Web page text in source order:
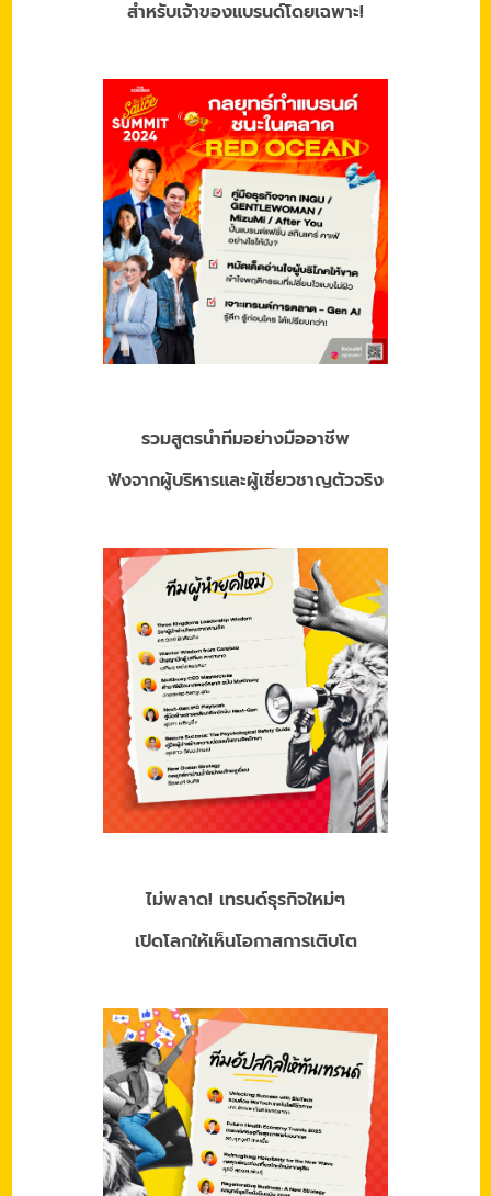
สำหรับเจ้าของแบรนด์โดยเฉพาะ!
รวมสูตรนำทีมอย่างมืออาชีพ
ฟังจากผู้บริหารและผู้เชี่ยวชาญตัวจริง
ไม่พลาด! เทรนด์ธุรกิจใหม่ๆ
เปิดโลกให้เห็นโอกาสการเติบโต